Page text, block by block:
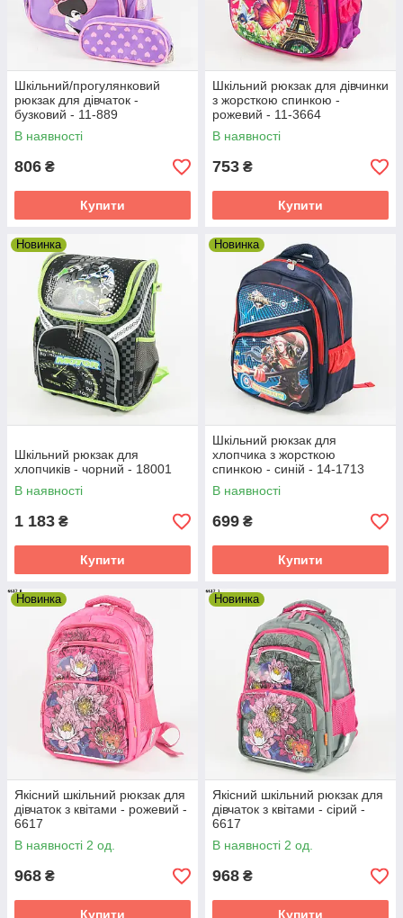
Шкільний/прогулянковий
рюкзак для дівчаток -
бузковий - 11-889
В наявності
806 ₴
Купити
Шкільний рюкзак для дівчинки
з жорсткою спинкою -
рожевий - 11-3664
В наявності
753 ₴
Купити
Новинка
Шкільний рюкзак для
хлопчиків - чорний - 18001
В наявності
1 183 ₴
Купити
Новинка
Шкільний рюкзак для
хлопчика з жорсткою
спинкою - синій - 14-1713
В наявності
699 ₴
Купити
Новинка
Якісний шкільний рюкзак для
дівчаток з квітами - рожевий -
6617
В наявності 2 од.
968 ₴
Купити
Новинка
Якісний шкільний рюкзак для
дівчаток з квітами - сірий -
6617
В наявності 2 од.
968 ₴
Купити